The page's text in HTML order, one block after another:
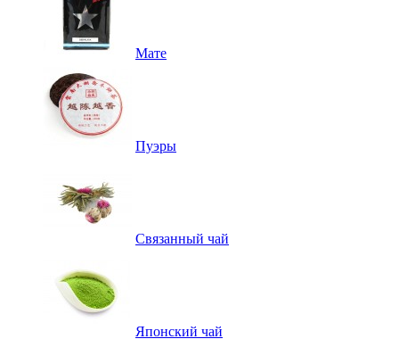
Мате
Пуэры
Связанный чай
Японский чай